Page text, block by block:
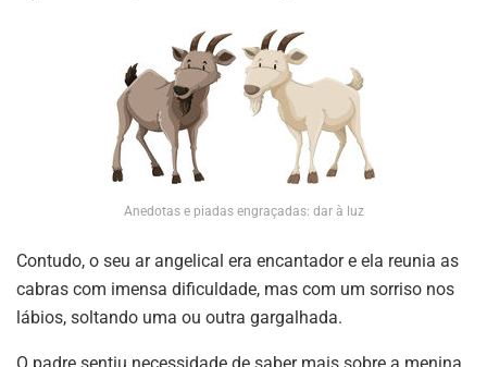
Anedotas e piadas engraçadas: dar à luz
Contudo, o seu ar angelical era encantador e ela reunia as
cabras com imensa dificuldade, mas com um sorriso nos
lábios, soltando uma ou outra gargalhada.